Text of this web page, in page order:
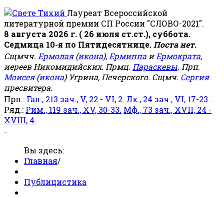
Лауреат Всероссийской
литературной премии СП России "СЛОВО-2021".
8 августа 2026 г. ( 26 июля ст.ст.), суббота.
Седмица 10-я по Пятидесятнице. Поста нет.
Сщмчч. Ермолая(икона), Ермиппа иЕрмократа,
иереев Никомидийских. Прмц. Параскевы. Прп.
Моисея(икона) Угрина, Печерского. Сщмч. Сергия
пресвитера.
Прп.: Гал., 213 зач., V, 22 - VI, 2. Лк., 24 зач., VI, 17-23 .
Ряд.: Рим., 119 зач., XV, 30-33. Мф., 73 зач., XVII, 24 -
XVIII, 4.
-
Вы здесь:
Главная/
Публицистика